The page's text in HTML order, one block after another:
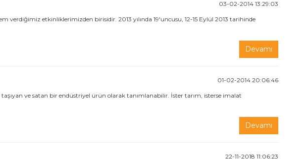
03-02-2014 13:29:03
verdiğimiz etkinliklerimizden birisidir. 2013 yılında 19'uncusu, 12-15 Eylül 2013 tarihinde
Devamı
01-02-2014 20:06:46
ve satan bir endüstriyel ürün olarak tanımlanabilir. İster tarım, isterse imalat
Devamı
22-11-2018 11:06:23